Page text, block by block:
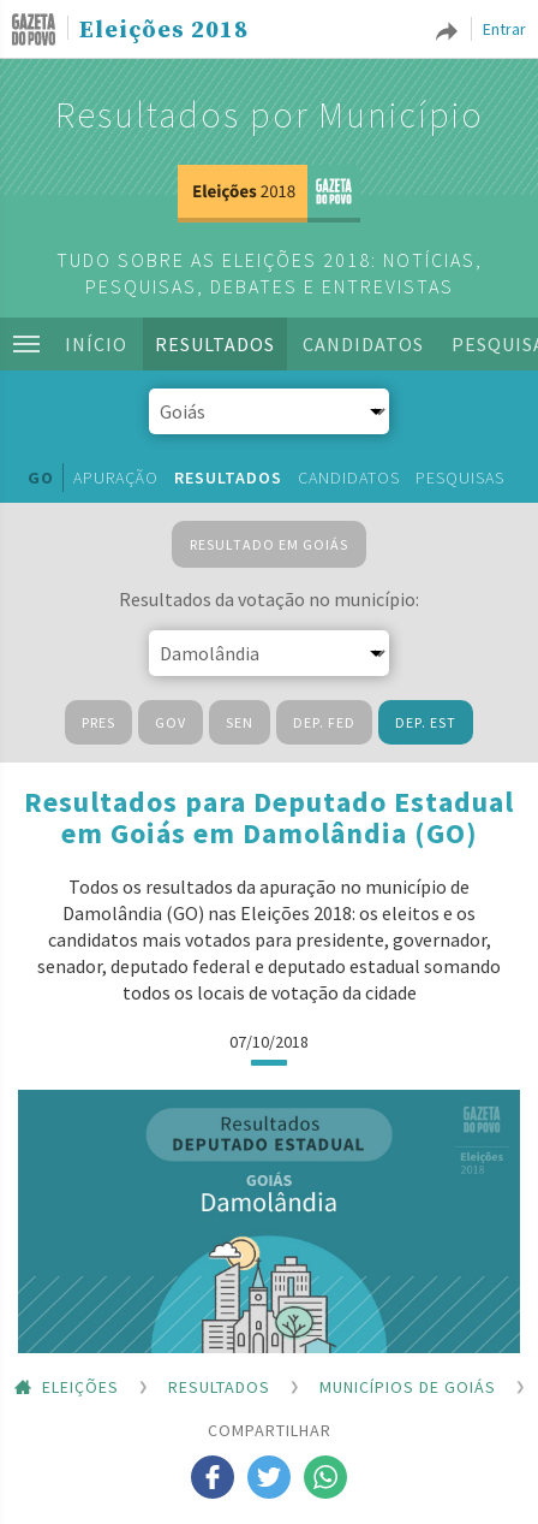
Entrar
Eleições 2018
Resultados por Município
TUDO SOBRE AS ELEIÇÕES 2018: NOTÍCIAS,
PESQUISAS, DEBATES E ENTREVISTAS
INÍCIO RESULTADOS CANDIDATOS
GO APURAÇÃO RESULTADOS CANDIDATOS PESQUISAS
RESULTADO EM GOIÁS
Resultados da votação no município:
PRES GOV SEN DEP. FED DEP. EST
Resultados para Deputado Estadual
em Goiás em Damolândia (GO)
Todos os resultados da apuração no município de
Damolândia (GO) nas Eleições 2018: os eleitos e os
candidatos mais votados para presidente, governador,
senador, deputado federal e deputado estadual somando
todos os locais de votação da cidade
07/10/2018
ELEIÇÕES RESULTADOS
MUNICÍPIOS DE GOIÁS
COMPARTILHAR